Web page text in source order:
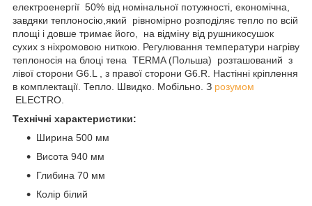
електроенергії 50% від номінальної потужності, економічна,
завдяки теплоносію,який рівномірно розподіляє тепло по всій
площі і довше тримає його, на відміну від рушникосушок
сухих з ніхромовою ниткою. Регулювання температури нагріву
теплоносія на блоці тена TERMA (Польша) розташований з
лівої сторони G6.L , з правої сторони G6.R. Настінні кріплення
в комплектації. Тепло. Швидко. Мобільно. З розумом
ELECTRO.
Технічні характеристики:
Ширина 500 мм
Висота 940 мм
Глибина 70 мм
Колір білий